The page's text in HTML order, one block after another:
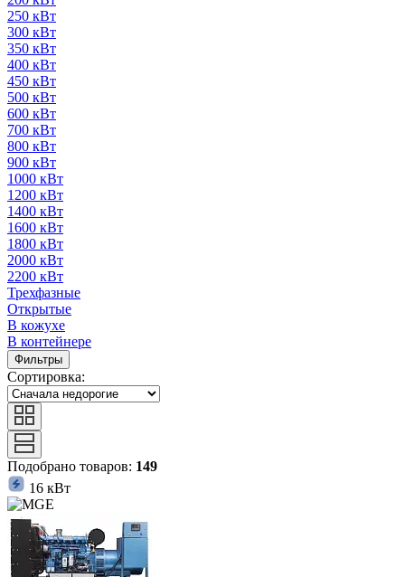
250 кВт
300 кВт
350 кВт
400 кВт
450 кВт
500 кВт
600 кВт
700 кВт
800 кВт
900 кВт
1000 кВт
1200 кВт
1400 кВт
1600 кВт
1800 кВт
2000 кВт
2200 кВт
Трехфазные
Открытые
В кожухе
В контейнере
Фильтры
Сортировка:
Подобрано товаров: 149
16 кВт